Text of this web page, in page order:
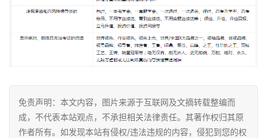
免责声明：本文内容，图片来源于互联网及文摘转载整编而
成，不代表本站观点，不承担相关法律责任。其著作权归其原
作者所有。如发现本站有侵权/违法违规的内容，侵犯到您的权